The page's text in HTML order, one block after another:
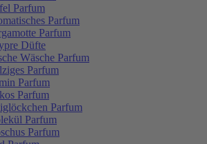
Parfum
Parfum
Parfum
Düfte
Wäsche Parfum
Parfum
Parfum
Parfum
Parfum
Parfum
Parfum